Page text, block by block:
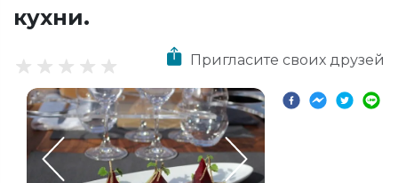
кухни.
Пригласите своих друзей